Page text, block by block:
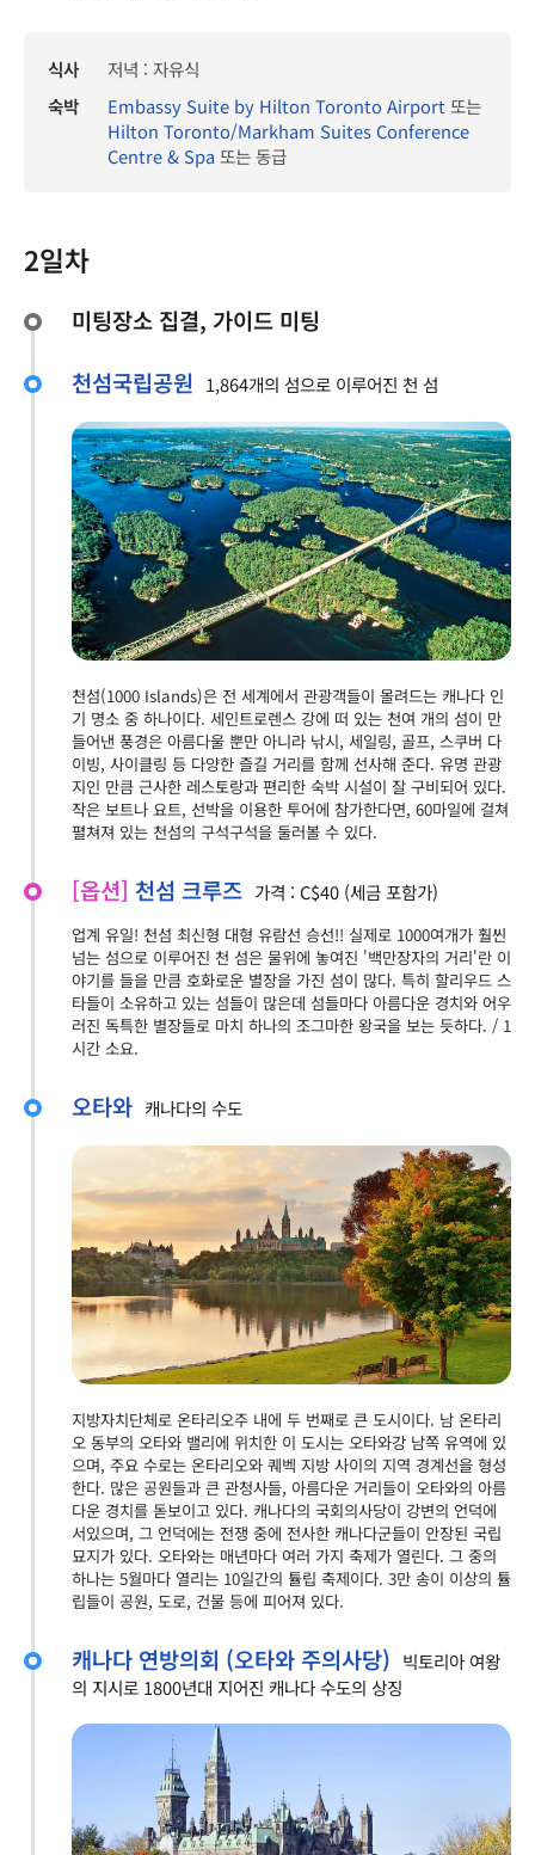
식사
저녁 : 자유식
숙박
Embassy Suite by Hilton Toronto Airport또는
Hilton Toronto/Markham Suites Conference
Centre & Spa 또는 동급
2일차
미팅장소 집결, 가이드 미팅
천섬국립공원 1,864개의 섬으로 이루어진 천 섬
천섬(1000 Islands)은 전 세계에서 관광객들이 몰려드는 캐나다 인
기 명소 중 하나이다. 세인트로렌스 강에 떠 있는 천여 개의 섬이 만
들어낸 풍경은 아름다울 뿐만 아니라 낚시, 세일링, 골프, 스쿠버 다
이빙, 사이클링 등 다양한 즐길 거리를 함께 선사해 준다. 유명 관광
지인 만큼 근사한 레스토랑과 편리한 숙박 시설이 잘 구비되어 있다.
작은 보트나 요트, 선박을 이용한 투어에 참가한다면, 60마일에 걸쳐
펼쳐져 있는 천섬의 구석구석을 둘러볼 수 있다.
[옵션] 천섬 크루즈 가격 : C$40 (세금 포함가)
업계 유일! 천섬 최신형 대형 유람선 승선!! 실제로 1000여개가 훨씬
넘는 섬으로 이루어진 천 섬은 물위에 놓여진 '백만장자의 거리'란 이
야기를 들을 만큼 호화로운 별장을 가진 섬이 많다. 특히 할리우드 스
타들이 소유하고 있는 섬들이 많은데 섬들마다 아름다운 경치와 어우
러진 독특한 별장들로 마치 하나의 조그마한 왕국을 보는 듯하다. / 1
시간 소요.
오타와 캐나다의 수도
지방자치단체로 온타리오주 내에 두 번째로 큰 도시이다. 남 온타리
오 동부의 오타와 밸리에 위치한 이 도시는 오타와강 남쪽 유역에 있
으며, 주요 수로는 온타리오와 퀘벡 지방 사이의 지역 경계선을 형성
한다. 많은 공원들과 큰 관청사들, 아름다운 거리들이 오타와의 아름
다운 경치를 돋보이고 있다. 캐나다의 국회의사당이 강변의 언덕에
서있으며, 그 언덕에는 전쟁 중에 전사한 캐나다군들이 안장된 국립
묘지가 있다. 오타와는 매년마다 여러 가지 축제가 열린다. 그 중의
하나는 5월마다 열리는 10일간의 튤립 축제이다. 3만 송이 이상의 튤
립들이 공원, 도로, 건물 등에 피어져 있다.
캐나다 연방의회 (오타와 주의사당) 빅토리아 여왕
의 지시로 1800년대 지어진 캐나다 수도의 상징